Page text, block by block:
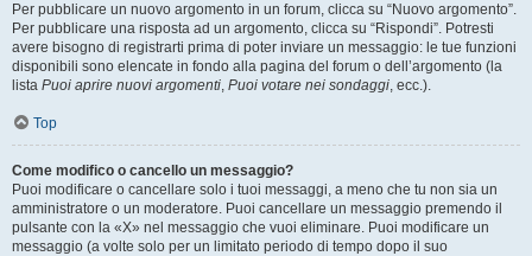
Per pubblicare un nuovo argomento in un forum, clicca su “Nuovo argomento”.
Per pubblicare una risposta ad un argomento, clicca su “Rispondi”. Potresti
avere bisogno di registrarti prima di poter inviare un messaggio: le tue funzioni
disponibili sono elencate in fondo alla pagina del forum o dell’argomento (la
lista Puoi aprire nuovi argomenti, Puoi votare nei sondaggi, ecc.).
Top
Come modifico o cancello un messaggio?
Puoi modificare o cancellare solo i tuoi messaggi, a meno che tu non sia un
amministratore o un moderatore. Puoi cancellare un messaggio premendo il
pulsante con la «X» nel messaggio che vuoi eliminare. Puoi modificare un
messaggio (a volte solo per un limitato periodo di tempo dopo il suo